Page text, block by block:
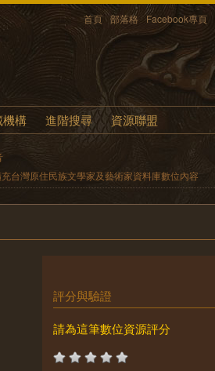
首頁 部落格 Facebook專頁
構 進階搜尋 資源聯盟
台灣原住民族文學家及藝術家資料庫數位內容
評分與驗證
請為這筆數位資源評分